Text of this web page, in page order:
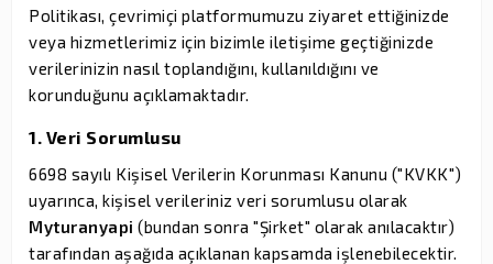
Politikası, çevrimiçi platformumuzu ziyaret ettiğinizde
veya hizmetlerimiz için bizimle iletişime geçtiğinizde
verilerinizin nasıl toplandığını, kullanıldığını ve
korunduğunu açıklamaktadır.
1. Veri Sorumlusu
6698 sayılı Kişisel Verilerin Korunması Kanunu ("KVKK")
uyarınca, kişisel verileriniz veri sorumlusu olarak
Myturanyapi (bundan sonra "Şirket" olarak anılacaktır)
tarafından aşağıda açıklanan kapsamda işlenebilecektir.